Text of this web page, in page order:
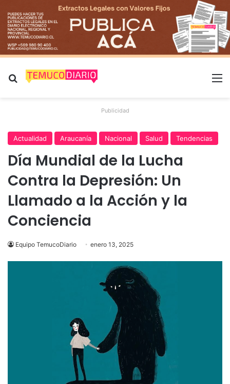
Buscar por
Publicidad
Actualidad Araucanía Nacional Salud Tendencias
Día Mundial de la Lucha
Contra la Depresión: Un
Llamado a la Acción y la
Conciencia
Equipo TemucoDiario enero 13, 2025